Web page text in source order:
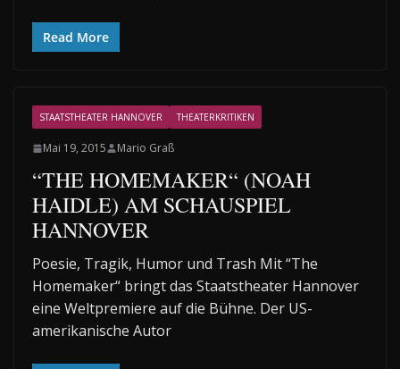
Read More
STAATSTHEATER HANNOVER THEATERKRITIKEN
Mai 19, 2015 Mario Graß
“THE HOMEMAKER“ (NOAH
HAIDLE) AM SCHAUSPIEL
HANNOVER
Poesie, Tragik, Humor und Trash Mit “The
Homemaker“ bringt das Staatstheater Hannover
eine Weltpremiere auf die Bühne. Der US-
amerikanische Autor